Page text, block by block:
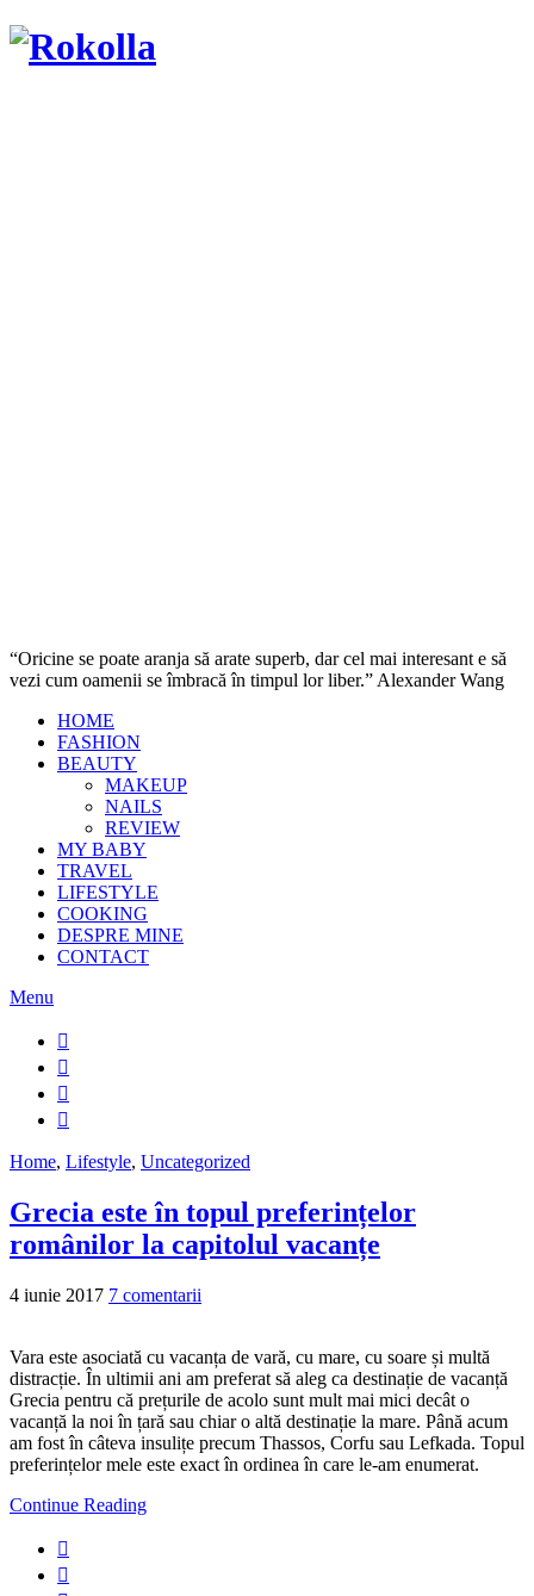
“Oricine se poate aranja să arate superb, dar cel mai interesant e să
vezi cum oamenii se îmbracă în timpul lor liber.” Alexander Wang
HOME
FASHION
BEAUTY
MAKEUP
NAILS
REVIEW
MY BABY
TRAVEL
LIFESTYLE
COOKING
DESPRE MINE
CONTACT
Menu
Home, Lifestyle, Uncategorized
Grecia este în topul preferințelor
românilor la capitolul vacanțe
4 iunie 2017 7 comentarii
Vara este asociată cu vacanța de vară, cu mare, cu soare și multă
distracție. În ultimii ani am preferat să aleg ca destinație de vacanță
Grecia pentru că prețurile de acolo sunt mult mai mici decât o
vacanță la noi în țară sau chiar o altă destinație la mare. Până acum
am fost în câteva insulițe precum Thassos, Corfu sau Lefkada. Topul
preferințelor mele este exact în ordinea în care le-am enumerat.
Continue Reading